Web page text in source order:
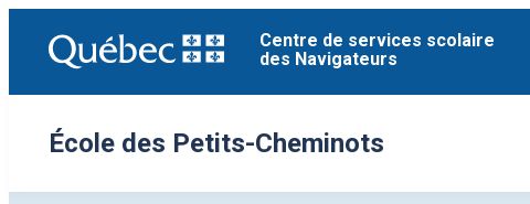
contenu
Centre de services scolaire
des Navigateurs
École des Petits-Cheminots